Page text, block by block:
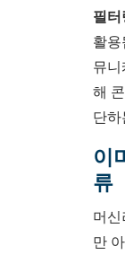
필
활
뮤
해
단
이
류
머
만